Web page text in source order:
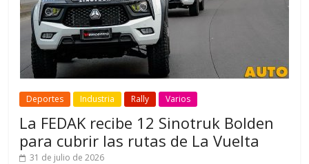
Deportes Industria Rally Varios
La FEDAK recibe 12 Sinotruk Bolden
para cubrir las rutas de La Vuelta
31 de julio de 2026